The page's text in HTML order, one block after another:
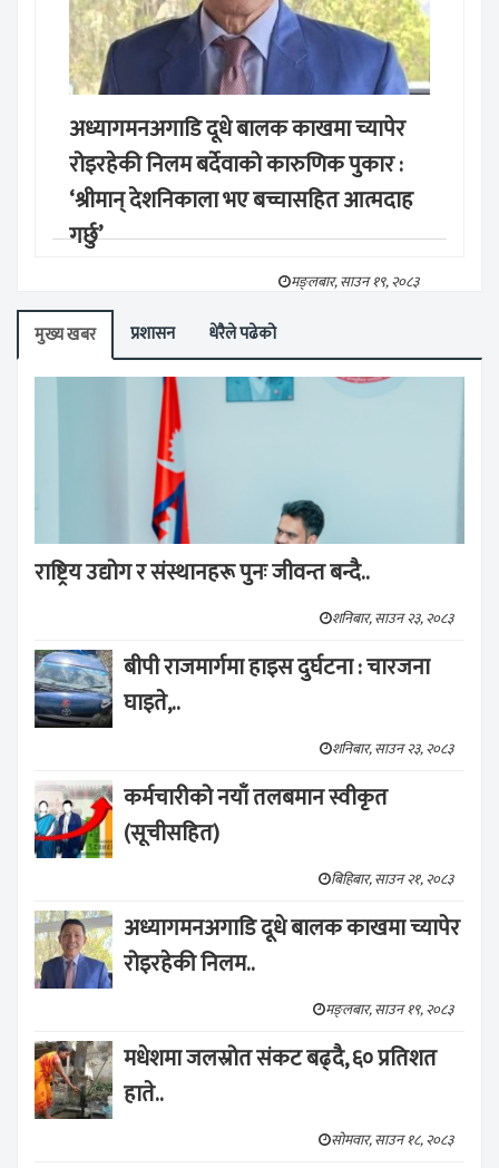
अध्यागमनअगाडि दूधे बालक काखमा च्यापेर
रोइरहेकी निलम बर्देवाको कारुणिक पुकार :
‘श्रीमान् देशनिकाला भए बच्चासहित आत्मदाह
गर्छु’
मङ्लबार, साउन १९, २०८३
मुख्य खबर प्रशासन धेरैले पढेको
राष्ट्रिय उद्योग र संस्थानहरू पुनः जीवन्त बन्दै..
शनिबार, साउन २३, २०८३
बीपी राजमार्गमा हाइस दुर्घटना : चारजना
घाइते,..
शनिबार, साउन २३, २०८३
कर्मचारीको नयाँ तलबमान स्वीकृत
(सूचीसहित)
बिहिबार, साउन २१, २०८३
अध्यागमनअगाडि दूधे बालक काखमा च्यापेर
रोइरहेकी निलम..
मङ्लबार, साउन १९, २०८३
मधेशमा जलस्रोत संकट बढ्दै, ६० प्रतिशत
हाते..
सोमवार, साउन १८, २०८३